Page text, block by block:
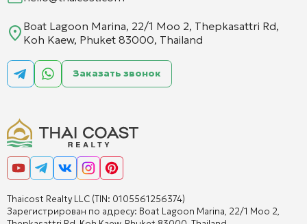
Thaicost Realty LLC (TIN: 0105561256374)
Зарегистрирован по адресу: Boat Lagoon Marina, 22/1 Moo 2,
Boat Lagoon Marina, 22/1 Moo 2, Thepkasattri Rd,
Koh Kaew, Phuket 83000, Thailand
Заказать звонок